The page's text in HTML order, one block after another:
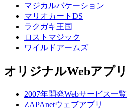
マジカルバケーション
マリオカートDS
ラクガキ王国
ロストマジック
ワイルドアームズ
オリジナルWebアプリ
2007年開発Webサービス一覧
ZAPAnetウェブアプリ